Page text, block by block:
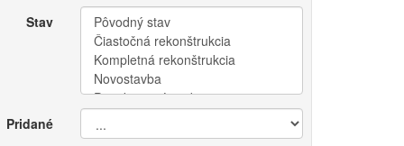
Stav
Pridané